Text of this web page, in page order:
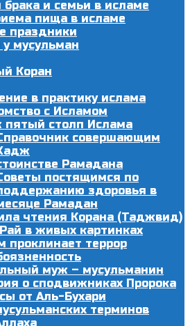
и семьи в исламе
пища в исламе
праздники
мусульман
Коран
в практику ислама
с Исламом
столп Ислама
совершающим
Рамадана
постящимся по
здоровья в
Рамадан
чтения Корана (Таджвид)
в живых картинках
проклинает террор
муж – мусульманин
о сподвижниках Пророка
от Аль-Бухари
терминов